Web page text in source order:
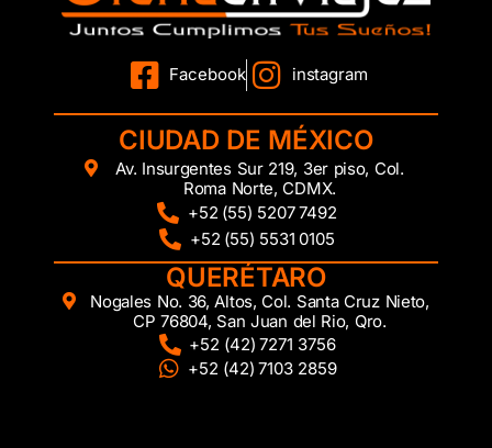
Facebook instagram
CIUDAD DE MÉXICO
Av. Insurgentes Sur 219, 3er piso, Col.
Roma Norte, CDMX.
+52 (55) 5207 7492
+52 (55) 5531 0105
QUERÉTARO
Nogales No. 36, Altos, Col. Santa Cruz Nieto,
CP 76804, San Juan del Rio, Qro.
+52 (42) 7271 3756
+52 (42) 7103 2859